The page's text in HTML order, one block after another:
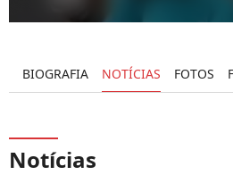
BIOGRAFIA NOTÍCIAS FOTOS
Notícias